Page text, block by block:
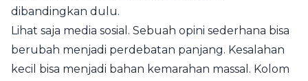
dibandingkan dulu.
Lihat saja media sosial. Sebuah opini sederhana bisa
berubah menjadi perdebatan panjang. Kesalahan
kecil bisa menjadi bahan kemarahan massal. Kolom